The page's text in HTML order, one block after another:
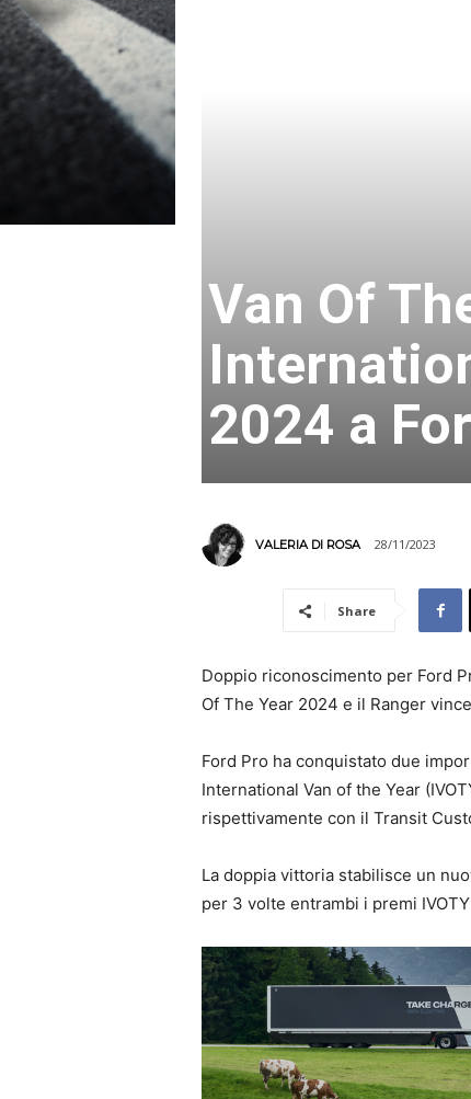
Van Of
2024 a
VALERIA DI ROSA 28/11/2023
Share
Doppio riconoscimento per Ford
Of The Year 2024 e il Ranger
Ford Pro ha conquistato due
International Van of the Year
rispettivamente con il Transit
La doppia vittoria stabilisce un
per 3 volte entrambi i premi